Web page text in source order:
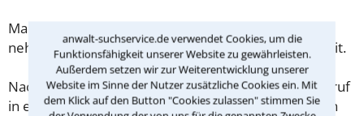
anwalt-suchservice.de verwendet Cookies, um die
Funktionsfähigkeit unserer Website zu gewährleisten.
Außerdem setzen wir zur Weiterentwicklung unserer
Website im Sinne der Nutzer zusätzliche Cookies ein. Mit
dem Klick auf den Button "Cookies zulassen" stimmen Sie
Machen Sie sich vorab schriftliche Notizen und
nehmen Sie diese zum Beratungsgespräch in Kiel mit.
Nachdem Sie über das Kontaktformular einen Rückruf
in einer Kanzlei angefordert haben, stellen wir Ihnen